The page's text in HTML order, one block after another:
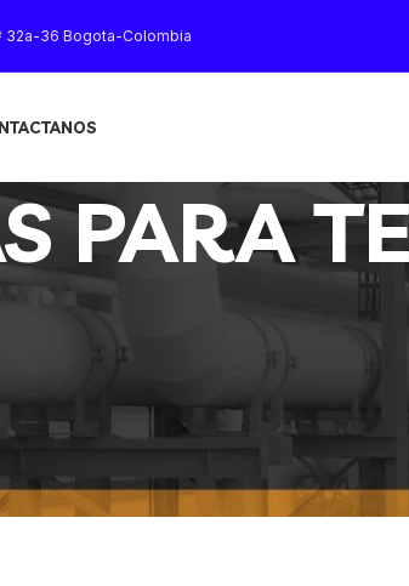
32a-36 Bogota-Colombia
PARA